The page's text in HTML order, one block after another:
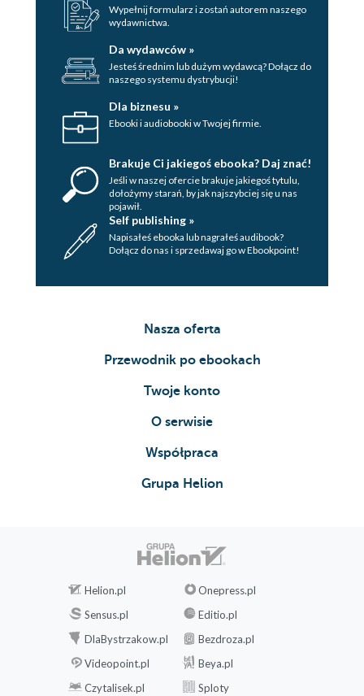
Wypełnij formularz i zostań autorem naszego
wydawnictwa.
Da wydawców »
Jesteś średnim lub dużym wydawcą? Dołącz do
naszego systemu dystrybucji!
Dla biznesu »
Ebooki i audiobooki w Twojej firmie.
Brakuje Ci jakiegoś ebooka? Daj znać!
Jeśli w naszej ofercie brakuje jakiegoś tytulu,
dołożymy starań, by jak najszybciej się u nas
pojawił.
Self publishing »
Napisałeś ebooka lub nagrałeś audibook?
Dołącz do nas i sprzedawaj go w Ebookpoint!
Nasza oferta
Przewodnik po ebookach
Twoje konto
O serwisie
Współpraca
Grupa Helion
Helion.pl
Onepress.pl
Sensus.pl
Editio.pl
DlaBystrzakow.pl
Bezdroza.pl
Videopoint.pl
Beya.pl
Czytalisek.pl
Sploty